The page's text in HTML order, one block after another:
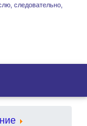
следовательно,